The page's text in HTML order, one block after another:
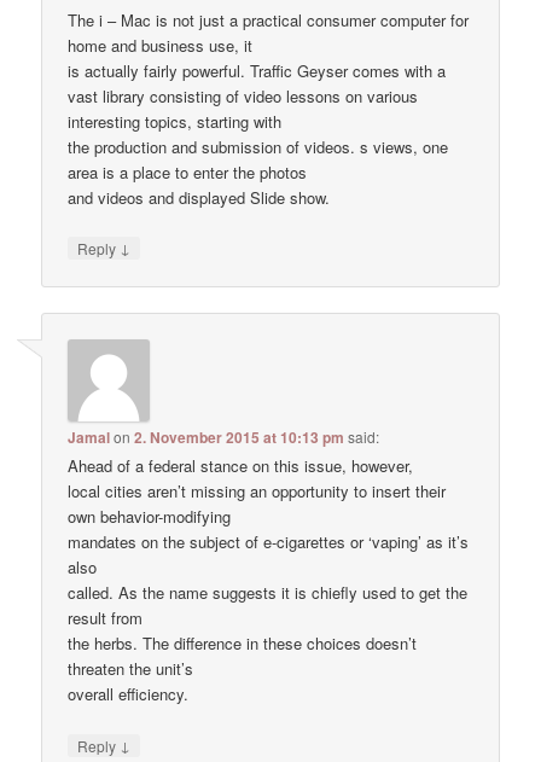
The i – Mac is not just a practical consumer computer for
home and business use, it
is actually fairly powerful. Traffic Geyser comes with a
vast library consisting of video lessons on various
interesting topics, starting with
the production and submission of videos. s views, one
area is a place to enter the photos
and videos and displayed Slide show.
Reply ↓
Jamalon2. November 2015 at 10:13 pm said:
Ahead of a federal stance on this issue, however,
local cities aren’t missing an opportunity to insert their
own behavior-modifying
mandates on the subject of e-cigarettes or ‘vaping’ as it’s
also
called. As the name suggests it is chiefly used to get the
result from
the herbs. The difference in these choices doesn’t
threaten the unit’s
overall efficiency.
Reply ↓